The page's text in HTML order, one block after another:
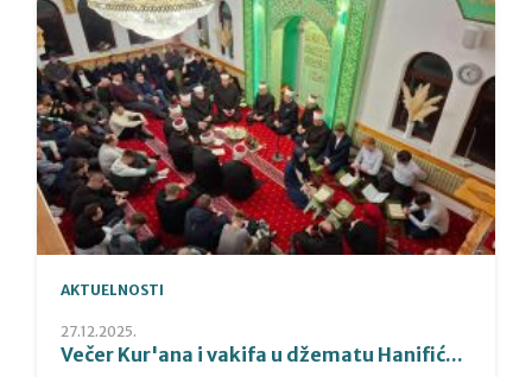
AKTUELNOSTI
27.12.2025.
Večer Kur'ana i vakifa u džematu Hanifić...